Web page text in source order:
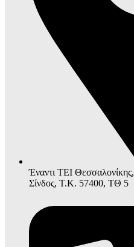
Έναντι ΤΕΙ Θεσσαλονίκης,
Σίνδος, Τ.Κ. 57400, ΤΘ 5